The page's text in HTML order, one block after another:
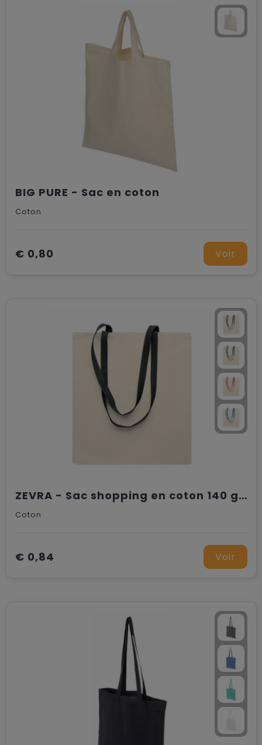
BIG PURE - Sac en coton
Coton
€ 0,80 Voir
ZEVRA - Sac shopping en coton 140 gr/m²
Coton
€ 0,84 Voir